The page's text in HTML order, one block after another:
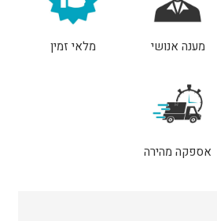
מענה אנושי מלאי זמין
אספקה מהירה